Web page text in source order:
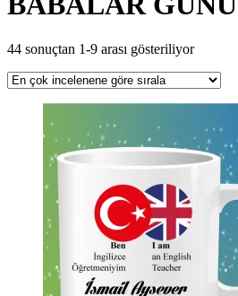
44 sonuçtan 1-9 arası gösteriliyor